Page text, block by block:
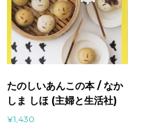
たのしいあんこの本 / なか
しま しほ (主婦と生活社)
¥1,430